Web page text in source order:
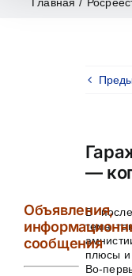
—
В
тема
плюсы
Во-
Объявления,
сообщения